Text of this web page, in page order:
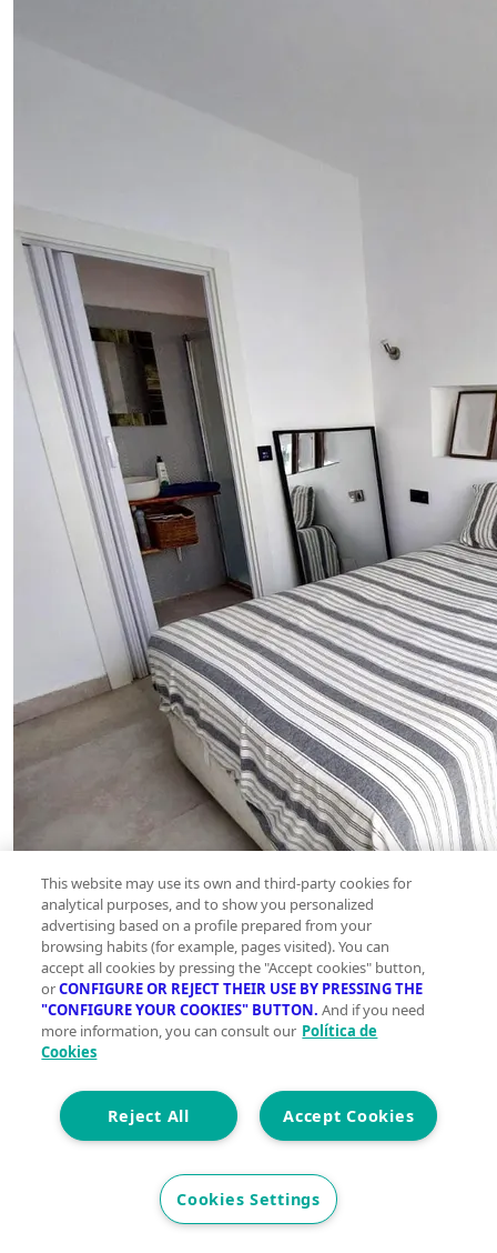
This website may use its own and third-party cookies for
analytical purposes, and to show you personalized
advertising based on a profile prepared from your
browsing habits (for example, pages visited). You can
accept all cookies by pressing the "Accept cookies" button,
orCONFIGURE OR REJECT THEIR USE BY PRESSING THE
"CONFIGURE YOUR COOKIES" BUTTON. And if you need
more information, you can consult our Política de
Cookies
Accept Cookies
Reject All
Cookies Settings